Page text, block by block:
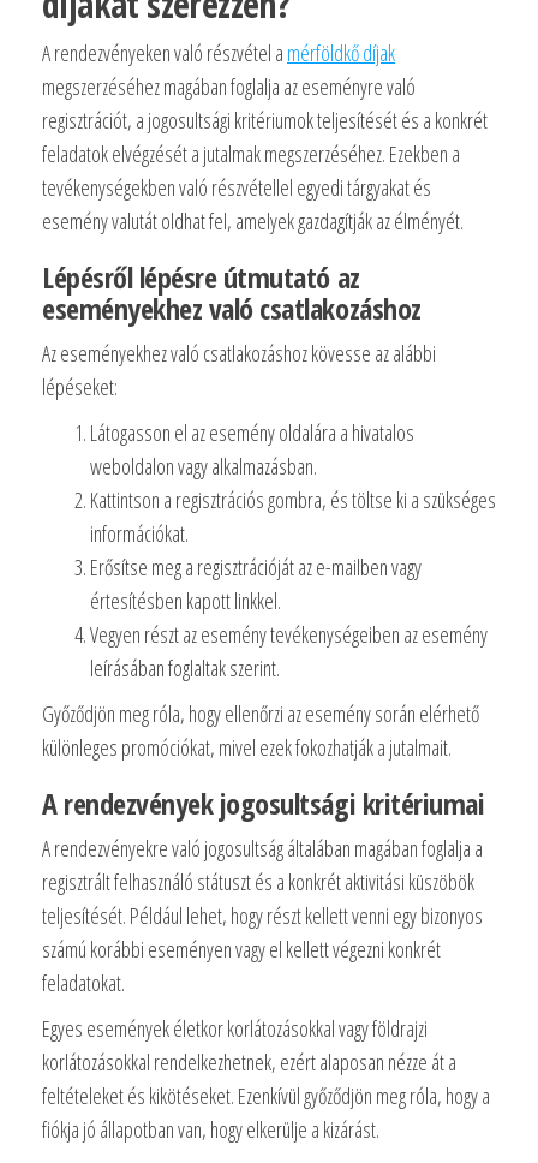
A rendezvényeken való részvétel a mérföldkő díjak
megszerzéséhez magában foglalja az eseményre való
regisztrációt, a jogosultsági kritériumok teljesítését és a konkrét
feladatok elvégzését a jutalmak megszerzéséhez. Ezekben a
tevékenységekben való részvétellel egyedi tárgyakat és
esemény valutát oldhat fel, amelyek gazdagítják az élményét.
Lépésről lépésre útmutató az
eseményekhez való csatlakozáshoz
Az eseményekhez való csatlakozáshoz kövesse az alábbi
lépéseket:
Látogasson el az esemény oldalára a hivatalos
weboldalon vagy alkalmazásban.
Kattintson a regisztrációs gombra, és töltse ki a szükséges
információkat.
Erősítse meg a regisztrációját az e-mailben vagy
értesítésben kapott linkkel.
Vegyen részt az esemény tevékenységeiben az esemény
leírásában foglaltak szerint.
Győződjön meg róla, hogy ellenőrzi az esemény során elérhető
különleges promóciókat, mivel ezek fokozhatják a jutalmait.
A rendezvények jogosultsági kritériumai
A rendezvényekre való jogosultság általában magában foglalja a
regisztrált felhasználó státuszt és a konkrét aktivitási küszöbök
teljesítését. Például lehet, hogy részt kellett venni egy bizonyos
számú korábbi eseményen vagy el kellett végezni konkrét
feladatokat.
Egyes események életkor korlátozásokkal vagy földrajzi
korlátozásokkal rendelkezhetnek, ezért alaposan nézze át a
feltételeket és kikötéseket. Ezenkívül győződjön meg róla, hogy a
fiókja jó állapotban van, hogy elkerülje a kizárást.